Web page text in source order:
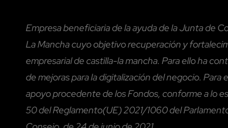
Empresa beneficiaria de la ayuda de la Junta de
La Mancha cuyo objetivo recuperación y
empresarial de castilla-la mancha. Para ello ha
de mejoras para la digitalización del negocio. Para
apoyo procedente de los Fondos, conforme a lo
50 del Reglamento(UE) 2021/1060 del